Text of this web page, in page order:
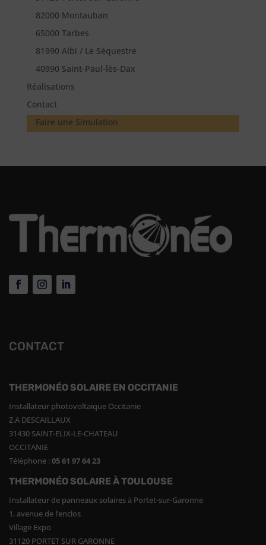
82000 Montauban
65000 Tarbes
81990 Albi / Le Séquestre
40990 Saint-Paul-lès-Dax
Réalisations
Contact
Faire une Simulation
CONTACT
THERMONÉO SOLAIRE EN OCCITANIE
Installateur photovoltaïque Occitanie
Z.A DESCAILLAUX
31430 SAINT-ELIX-LE-CHATEAU
OCCITANIE
Téléphone :05 61 97 64 23
THERMONÉO SOLAIRE À TOULOUSE
Installateur de panneaux solaires à Portet-sur-Garonne
1, avenue de l’enclos
Village Expo
31120 PORTET SUR GARONNE